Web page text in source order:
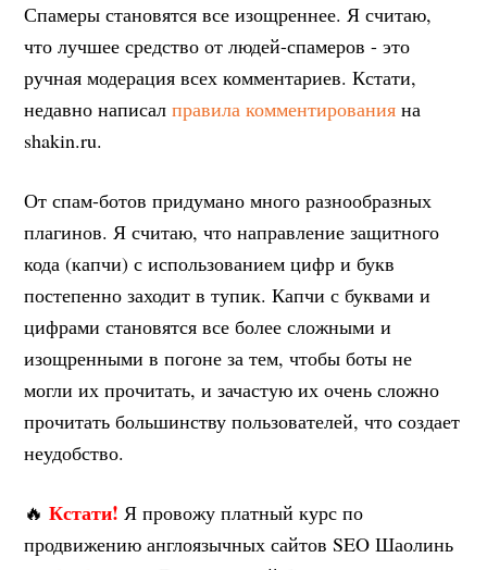
Спамеры становятся все изощреннее. Я считаю,
что лучшее средство от людей-спамеров - это
ручная модерация всех комментариев. Кстати,
недавно написалправила комментирования на
shakin.ru.
От спам-ботов придумано много разнообразных
плагинов. Я считаю, что направление защитного
кода (капчи) с использованием цифр и букв
постепенно заходит в тупик. Капчи с буквами и
цифрами становятся все более сложными и
изощренными в погоне за тем, чтобы боты не
могли их прочитать, и зачастую их очень сложно
прочитать большинству пользователей, что создает
неудобство.
🔥Кстати! Я провожу платный курс по
продвижению англоязычных сайтов SEO Шаолинь